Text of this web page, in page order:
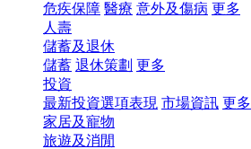
危疾保障 醫療 意外及傷病 更多
人壽
儲蓄及退休
儲蓄 退休策劃 更多
投資
最新投資選項表現 市場資訊 更多
家居及寵物
旅遊及消閒